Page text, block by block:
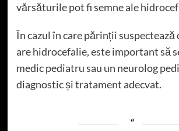
vărsăturile pot fi semne ale
În cazul în care părinții suspectează
are hidrocefalie, este important să
medic pediatru sau un neurolog
diagnostic și tratament adecvat.